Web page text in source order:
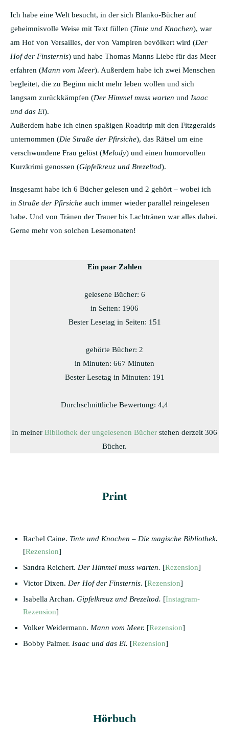
Ich habe eine Welt besucht, in der sich Blanko-Bücher auf
geheimnisvolle Weise mit Text füllen (Tinte und Knochen), war
am Hof von Versailles, der von Vampiren bevölkert wird (Der
Hof der Finsternis) und habe Thomas Manns Liebe für das Meer
erfahren (Mann vom Meer). Außerdem habe ich zwei Menschen
begleitet, die zu Beginn nicht mehr leben wollen und sich
langsam zurückkämpfen (Der Himmel muss warten und Isaac
und das Ei).
Außerdem habe ich einen spaßigen Roadtrip mit den Fitzgeralds
unternommen (Die Straße der Pfirsiche), das Rätsel um eine
verschwundene Frau gelöst (Melody) und einen humorvollen
Kurzkrimi genossen (Gipfelkreuz und Brezeltod).
Insgesamt habe ich 6 Bücher gelesen und 2 gehört – wobei ich
in Straße der Pfirsiche auch immer wieder parallel reingelesen
habe. Und von Tränen der Trauer bis Lachtränen war alles dabei.
Gerne mehr von solchen Lesemonaten!
Ein paar Zahlen
gelesene Bücher: 6
in Seiten: 1906
Bester Lesetag in Seiten: 151
gehörte Bücher: 2
in Minuten: 667 Minuten
Bester Lesetag in Minuten: 191
Durchschnittliche Bewertung: 4,4
In meiner Bibliothek der ungelesenen Bücher stehen derzeit 306
Bücher.
Print
Rachel Caine. Tinte und Knochen – Die magische Bibliothek.
[Rezension]
Sandra Reichert. Der Himmel muss warten. [Rezension]
Victor Dixen. Der Hof der Finsternis. [Rezension]
Isabella Archan. Gipfelkreuz und Brezeltod. [Instagram-
Rezension]
Volker Weidermann. Mann vom Meer. [Rezension]
Bobby Palmer. Isaac und das Ei. [Rezension]
Hörbuch